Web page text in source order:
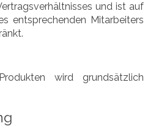
und ist auf
entsprechenden Mitarbeiters
wird grundsätzlich